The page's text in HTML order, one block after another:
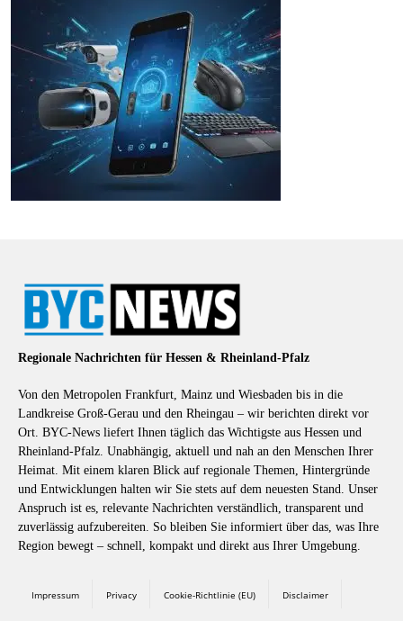
Regionale Nachrichten für Hessen & Rheinland-Pfalz
Von den Metropolen Frankfurt, Mainz und Wiesbaden bis in die
Landkreise Groß-Gerau und den Rheingau – wir berichten direkt vor
Ort. BYC-News liefert Ihnen täglich das Wichtigste aus Hessen und
Rheinland-Pfalz. Unabhängig, aktuell und nah an den Menschen Ihrer
Heimat. Mit einem klaren Blick auf regionale Themen, Hintergründe
und Entwicklungen halten wir Sie stets auf dem neuesten Stand. Unser
Anspruch ist es, relevante Nachrichten verständlich, transparent und
zuverlässig aufzubereiten. So bleiben Sie informiert über das, was Ihre
Region bewegt – schnell, kompakt und direkt aus Ihrer Umgebung.
Impressum Privacy Cookie-Richtlinie (EU) Disclaimer